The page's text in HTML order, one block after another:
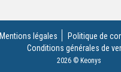
Mentions légales
Politique de
Conditions générales de
2026 © Keonys